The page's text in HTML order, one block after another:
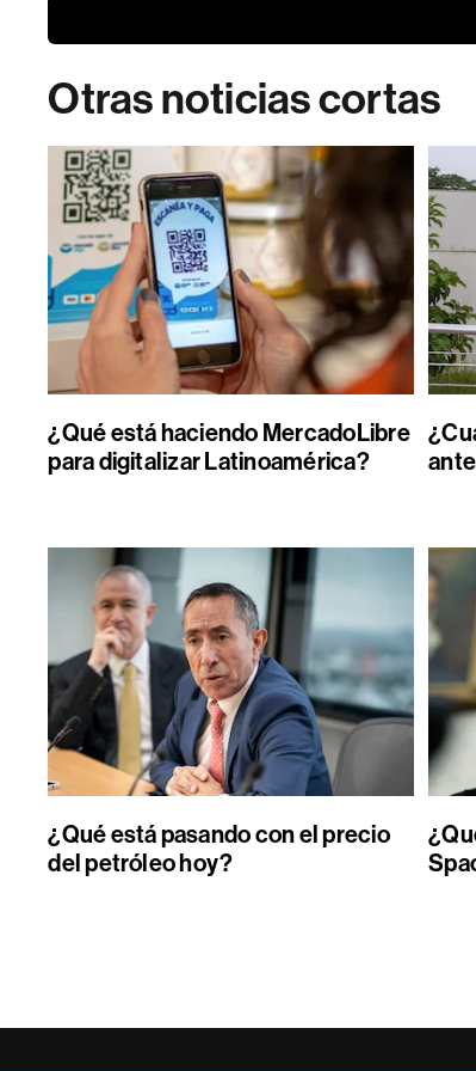
Otras noticias cortas
¿Qué está haciendo MercadoLibre
para digitalizar Latinoamérica?
¿Qué está pasando con el precio
del petróleo hoy?